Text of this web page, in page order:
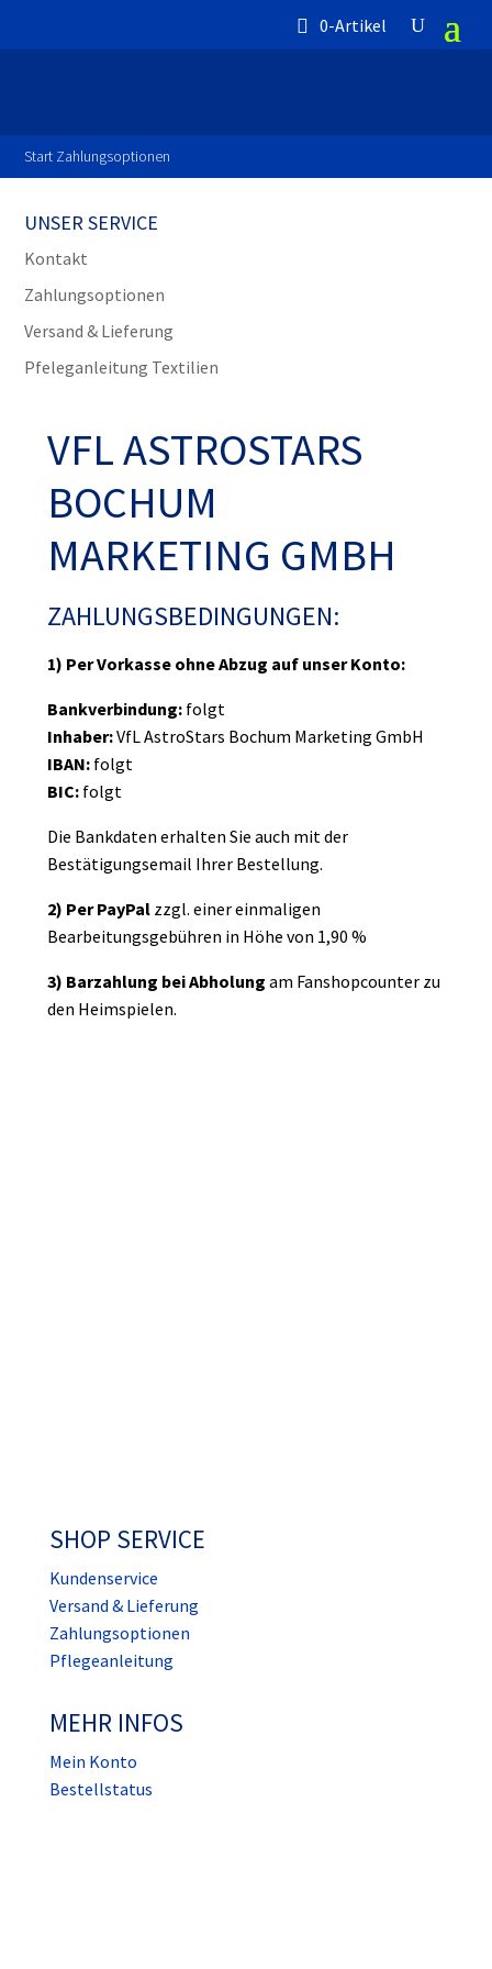
0-Artikel
Start Zahlungsoptionen
UNSER SERVICE
Kontakt
Zahlungsoptionen
Versand & Lieferung
Pfeleganleitung Textilien
VFL ASTROSTARS
BOCHUM
MARKETING GMBH
ZAHLUNGSBEDINGUNGEN:
1) Per Vorkasse ohne Abzug auf unser Konto:
Bankverbindung:folgt
Inhaber:VfL AstroStars Bochum Marketing GmbH
IBAN: folgt
BIC:folgt
Die Bankdaten erhalten Sie auch mit der
Bestätigungsemail Ihrer Bestellung.
2) Per PayPalzzgl. einer einmaligen
Bearbeitungsgebühren in Höhe von 1,90 %
3) Barzahlung bei Abholung am Fanshopcounter zu
den Heimspielen.
SHOP SERVICE
Kundenservice
Versand & Lieferung
Zahlungsoptionen
Pflegeanleitung
MEHR INFOS
Mein Konto
Bestellstatus